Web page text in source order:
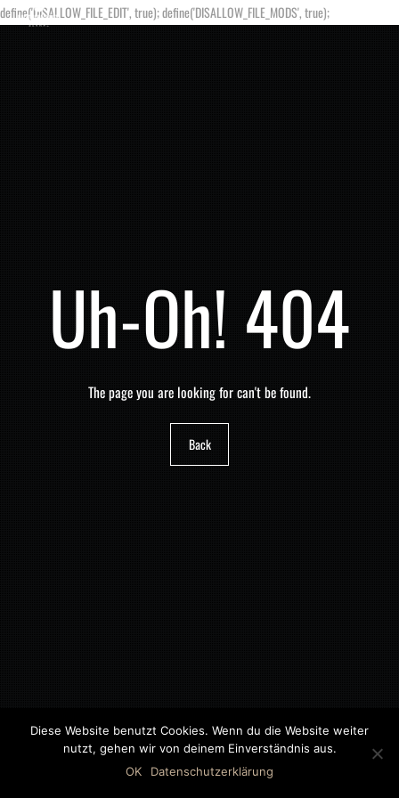
define('DISALLOW_FILE_EDIT', true); define('DISALLOW_FILE_MODS', true);
Uh-Oh! 404
The page you are looking for can't be found.
Back
©2018 MWB – MOTORWAGEN BERNAU GMBH
Diese Website benutzt Cookies. Wenn du die Website weiter
nutzt, gehen wir von deinem Einverständnis aus.
OK
Datenschutzerklärung